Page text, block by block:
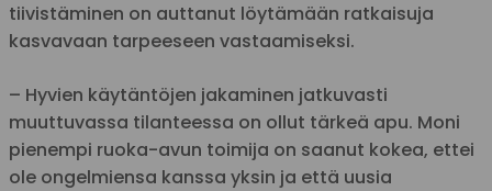
tiivistäminen on auttanut löytämään ratkaisuja
kasvavaan tarpeeseen vastaamiseksi.
– Hyvien käytäntöjen jakaminen jatkuvasti
muuttuvassa tilanteessa on ollut tärkeä apu. Moni
pienempi ruoka-avun toimija on saanut kokea, ettei
ole ongelmiensa kanssa yksin ja että uusia